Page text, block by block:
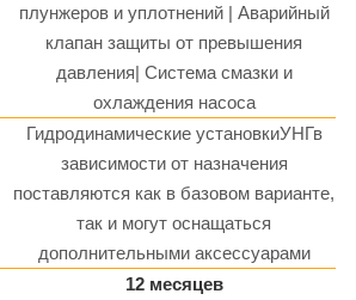
плунжеров и уплотнений | Аварийный
клапан защиты от превышения
давления| Система смазки и
охлаждения насоса
Гидродинамические установкиУНГв
зависимости от назначения
поставляются как в базовом варианте,
так и могут оснащаться
дополнительными аксессуарами
12 месяцев